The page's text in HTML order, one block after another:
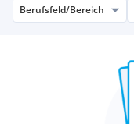
Berufsfeld/Bereich